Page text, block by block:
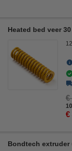
Heated bed veer
€
€
Bondtech extruder